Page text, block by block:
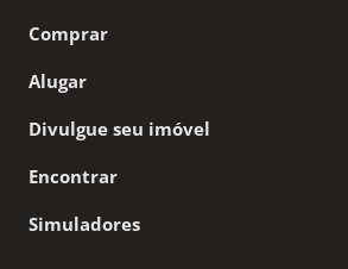
Comprar
Alugar
Divulgue seu imóvel
Encontrar
Simuladores